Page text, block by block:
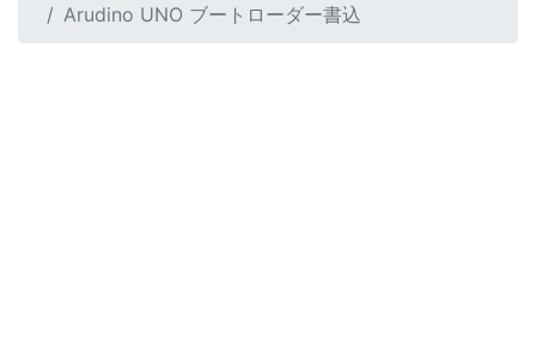
Arudino UNO ブートローダー書込